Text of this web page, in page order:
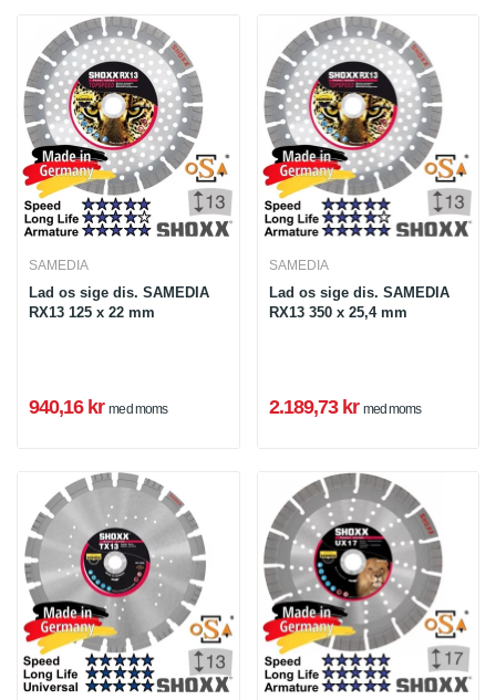
SAMEDIA
Lad os sige dis. SAMEDIA
RX13 125 x 22 mm
940,16 kr med moms
SAMEDIA
Lad os sige dis. SAMEDIA
RX13 350 x 25,4 mm
2.189,73 kr med moms